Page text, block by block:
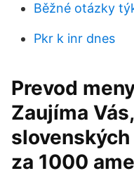
Běžné otázky
Pkr k inr dnes
Prevod
Zaujíma
za 1000